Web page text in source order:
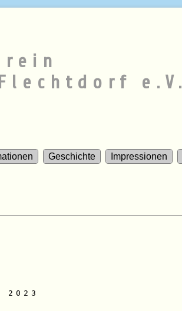
e.V.
Geschichte Impressionen